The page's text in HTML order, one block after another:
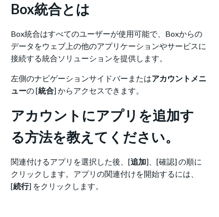
Box統合とは
Box統合はすべてのユーザーが使用可能で、Boxからの
データをウェブ上の他のアプリケーションやサービスに
接続する統合ソリューションを提供します。
左側のナビゲーションサイドバーまたはアカウントメニ
ューの [統合] からアクセスできます。
アカウントにアプリを追加す
る方法を教えてください。
関連付けるアプリを選択した後、[追加]、[確認] の順に
クリックします。 アプリの関連付けを開始するには、
[続行] をクリックします。